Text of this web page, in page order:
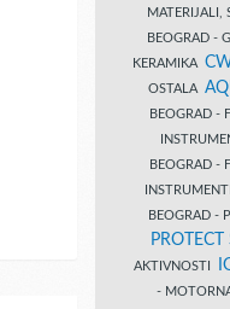
MATERIJALI,
BEOGRAD -
KERAMIKA
OSTALA
BEOGRAD -
BEOGRAD -
BEOGRAD -
PROTECT
AKTIVNOSTI
-